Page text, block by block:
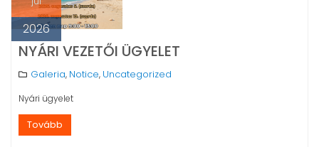
2026
NYÁRI VEZETŐI ÜGYELET
Galeria, Notice, Uncategorized
Nyári ügyelet
Tovább